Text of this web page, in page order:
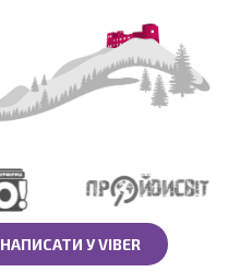
НАПИСАТИ У VIBER